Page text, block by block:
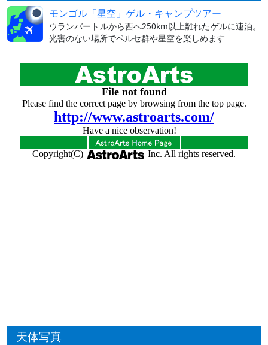
モンゴル「星空」ゲル・キャンプツアー
ウランバートルから西へ250km以上離れたゲルに連泊。
光害のない場所でペルセ群や星空を楽しめます
天体写真